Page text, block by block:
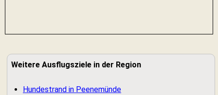
Weitere Ausflugsziele in der Region
Hundestrand in Peenemünde